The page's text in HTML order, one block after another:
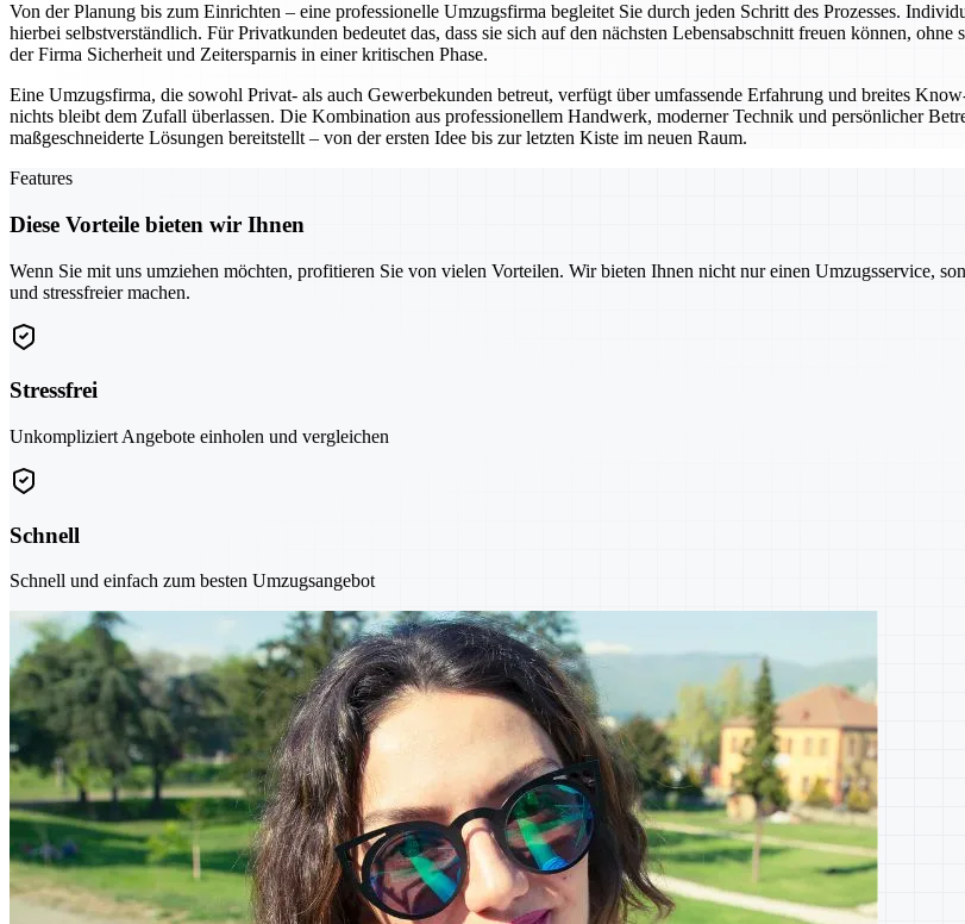
Von der Planung bis zum Einrichten – eine professionelle Umzugsfirma begleitet Sie durch jeden Schritt des Prozesses.
hierbei selbstverständlich. Für Privatkunden bedeutet das, dass sie sich auf den nächsten Lebensabschnitt freuen können,
der Firma Sicherheit und Zeitersparnis in einer kritischen Phase.
Eine Umzugsfirma, die sowohl Privat- als auch Gewerbekunden betreut, verfügt über umfassende Erfahrung und breites
nichts bleibt dem Zufall überlassen. Die Kombination aus professionellem Handwerk, moderner Technik und persönlicher
maßgeschneiderte Lösungen bereitstellt – von der ersten Idee bis zur letzten Kiste im neuen Raum.
Features
Diese Vorteile bieten wir Ihnen
Wenn Sie mit uns umziehen möchten, profitieren Sie von vielen Vorteilen. Wir bieten Ihnen nicht nur einen Umzugsservice,
und stressfreier machen.
Stressfrei
Unkompliziert Angebote einholen und vergleichen
Schnell
Schnell und einfach zum besten Umzugsangebot